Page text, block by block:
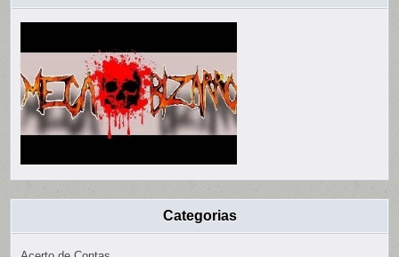
Categorias